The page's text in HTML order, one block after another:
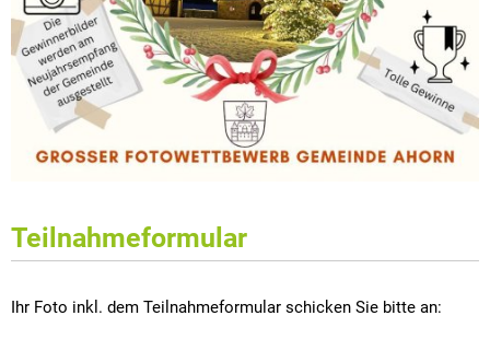
Teilnahmeformular
Ihr Foto inkl. dem Teilnahmeformular schicken Sie bitte an: